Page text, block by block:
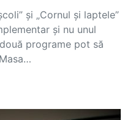
și „Cornul și laptele”
și nu unul
programe pot să